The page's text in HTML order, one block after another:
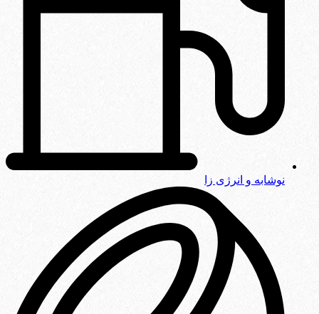
نوشابه و انرژی زا